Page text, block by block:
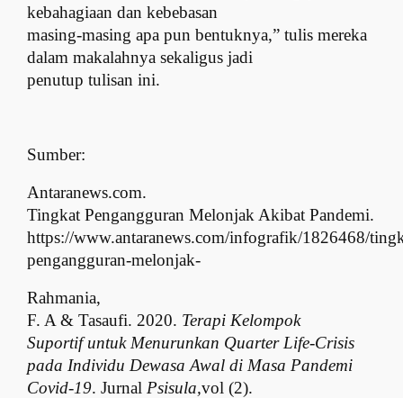
kebahagiaan dan kebebasan
masing-masing apa pun bentuknya,” tulis mereka
dalam makalahnya sekaligus jadi
penutup tulisan ini.
Sumber:
Antaranews.com.
Tingkat Pengangguran Melonjak Akibat Pandemi.
https://www.antaranews.com/infografik/1826468/
pengangguran-melonjak-
Rahmania,
F. A & Tasaufi. 2020. Terapi Kelompok
Suportif untuk Menurunkan Quarter Life-Crisis
pada Individu Dewasa Awal di Masa Pandemi
Covid-19. Jurnal Psisula,vol (2).